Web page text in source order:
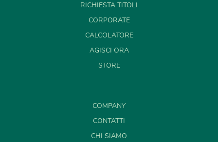
RICHIESTA TITOLI
CORPORATE
CALCOLATORE
AGISCI ORA
STORE
COMPANY
CONTATTI
CHI SIAMO